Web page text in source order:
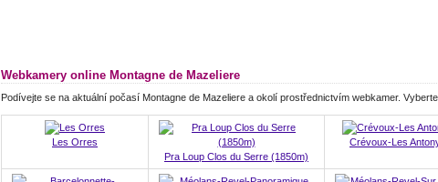
Webkamery online Montagne de Mazeliere
Podívejte se na aktuální počasí Montagne de Mazeliere a okolí prostřednictvím webkamer.
Les Orres
Pra Loup Clos du Serre (1850m)
Crévoux-Les